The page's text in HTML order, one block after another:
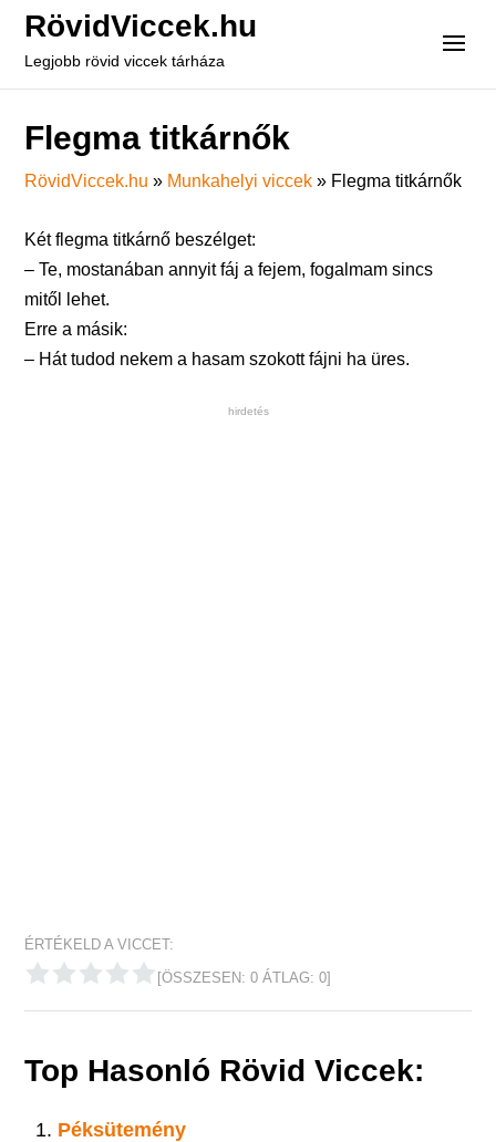
RövidViccek.hu
Legjobb rövid viccek tárháza
Flegma titkárnők
RövidViccek.hu » Munkahelyi viccek » Flegma titkárnők
Két flegma titkárnő beszélget:
– Te, mostanában annyit fáj a fejem, fogalmam sincs
mitől lehet.
Erre a másik:
– Hát tudod nekem a hasam szokott fájni ha üres.
hirdetés
ÉRTÉKELD A VICCET:
[ÖSSZESEN:0 ÁTLAG:0]
Top Hasonló Rövid Viccek:
Péksütemény